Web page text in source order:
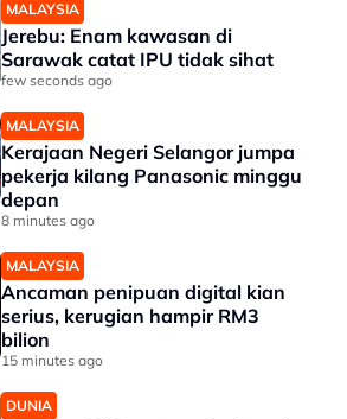
MALAYSIA
Jerebu: Enam kawasan di
Sarawak catat IPU tidak sihat
few seconds ago
MALAYSIA
Kerajaan Negeri Selangor jumpa
pekerja kilang Panasonic minggu
depan
8 minutes ago
MALAYSIA
Ancaman penipuan digital kian
serius, kerugian hampir RM3
bilion
15 minutes ago
DUNIA